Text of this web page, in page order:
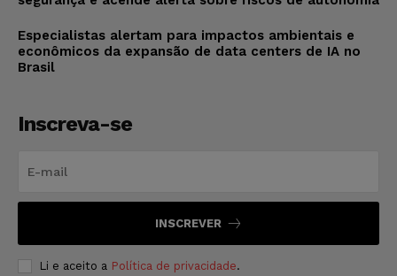
Especialistas alertam para impactos ambientais e
econômicos da expansão de data centers de IA no
Brasil
Inscreva-se
INSCREVER
Li e aceito a Política de privacidade.